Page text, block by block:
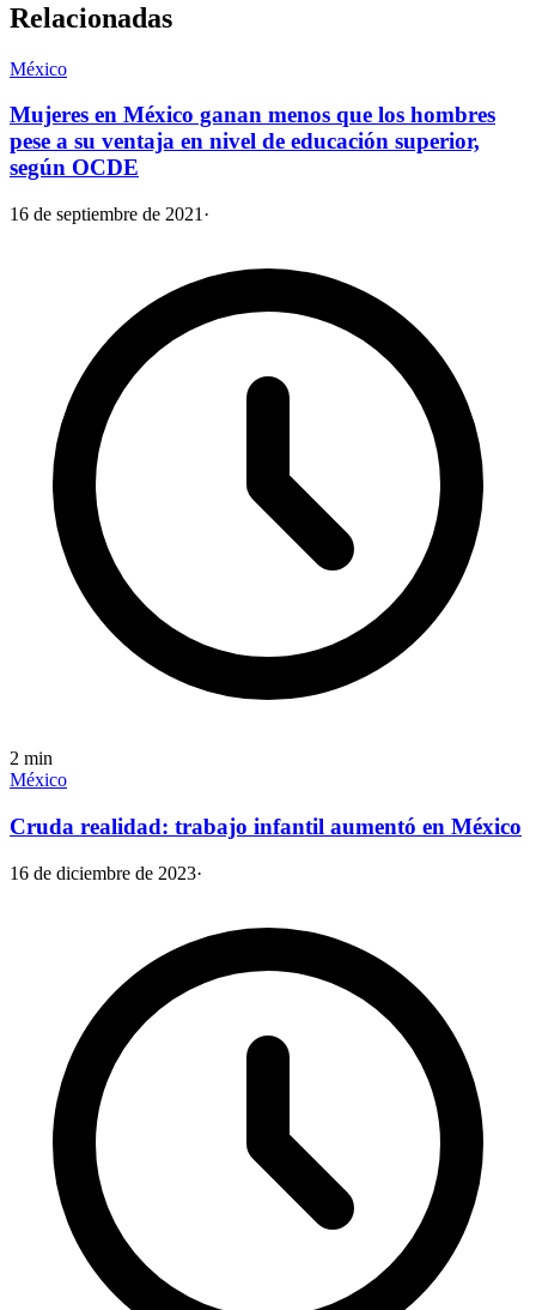
Relacionadas
México
Mujeres en México ganan menos que los hombres
pese a su ventaja en nivel de educación superior,
según OCDE
16 de septiembre de 2021 ·
2 min
México
Cruda realidad: trabajo infantil aumentó en México
16 de diciembre de 2023·